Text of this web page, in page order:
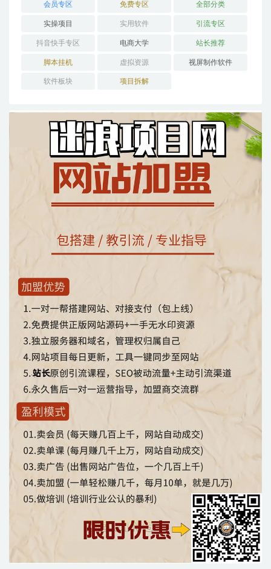
会员专区 免费专区 全部分类
实操项目 实用软件 引流专区
抖音快手专区 电商大学 站长推荐
脚本挂机 虚拟资源 视屏制作软件
软件板块 项目拆解